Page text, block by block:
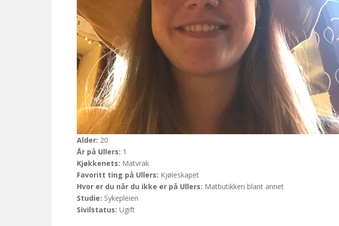
Alder: 20
År på Ullers: 1
Kjøkkenets: Matvrak
Favoritt ting på Ullers: Kjøleskapet
Hvor er du når du ikke er på Ullers: Matbutikken blant annet
Studie: Sykepleien
Sivilstatus: Ugift